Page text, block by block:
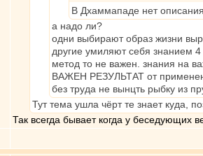
В Дхаммападе нет
а надо ли?
одни выбирают образ жизни
другие умиляют себя знанием
метод то не важен. знания на
ВАЖЕН РЕЗУЛЬТАТ от
без труда не вынцть рыбку из
Тут тема ушла чёрт те знает куда,
Так всегда бывает когда у беседующих